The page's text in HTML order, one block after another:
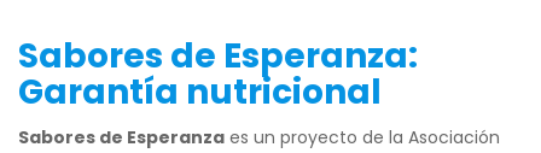
Sabores de Esperanza:
Garantía nutricional
Sabores de Esperanza es un proyecto de la Asociación